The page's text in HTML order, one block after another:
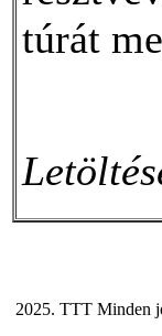
túrát
2025. TTT Minden